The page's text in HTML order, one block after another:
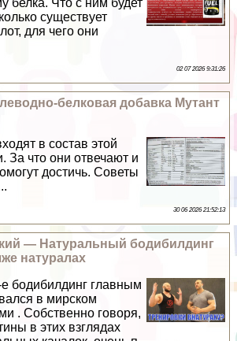
существует
для чего они
02 07 2026 9:31:26
белковая добавка Мутант
в состав этой
За что они отвечают и
достичь. Советы
30 06 2026 21:52:13
— Натуральный бодибилдинг
натуралах
бодибилдинг главным
в мирском
. Собственно говоря,
в этих взглядах